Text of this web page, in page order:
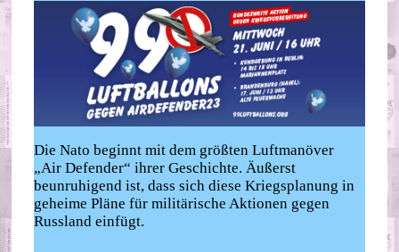
Die Nato beginnt mit dem größten Luftmanöver
„Air Defender“ ihrer Geschichte. Äußerst
beunruhigend ist, dass sich diese Kriegsplanung in
geheime Pläne für militärische Aktionen gegen
Russland einfügt.